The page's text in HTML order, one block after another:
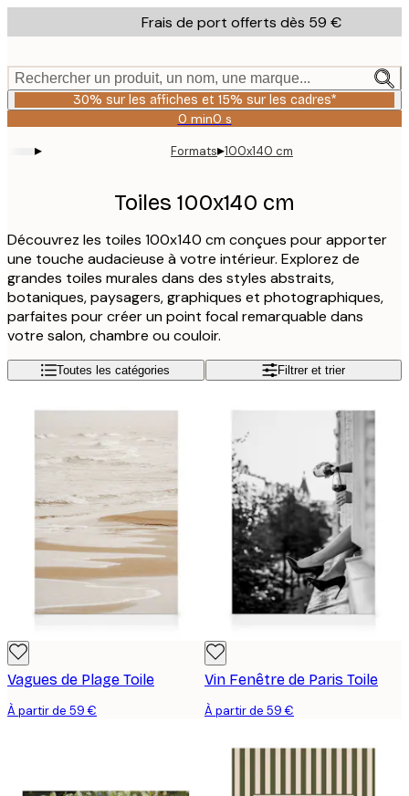
to
content.
Frais de port offerts dès 59 €
Rechercher un produit, un nom, une marque...
30% sur les affiches et 15% sur les cadres*
0 min0 s
Valable
jusqu'au
:
08-
06
▸ Formats▸100x140 cm
Toiles 100x140 cm
Découvrez les toiles 100x140 cm conçues pour apporter
une touche audacieuse à votre intérieur. Explorez de
grandes toiles murales dans des styles abstraits,
botaniques, paysagers, graphiques et photographiques,
parfaites pour créer un point focal remarquable dans
votre salon, chambre ou couloir.
Toutes les catégories Filtrer et trier
Vagues de Plage Toile
À partir de 59 €
Vin Fenêtre de Paris Toile
À partir de 59 €